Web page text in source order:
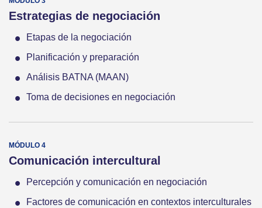
Estrategias de negociación
Etapas de la negociación
Planificación y preparación
Análisis BATNA (MAAN)
Toma de decisiones en negociación
Comunicación intercultural
Percepción y comunicación en negociación
Factores de comunicación en contextos interculturales